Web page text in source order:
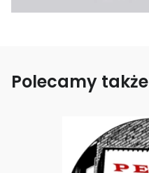
Polecamy także